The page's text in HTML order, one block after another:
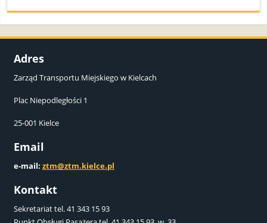
Adres
Zarząd Transportu Miejskiego w Kielcach
Plac Niepodległości 1
25-001 Kielce
Email
e-mail: ztm@ztm.kielce.pl
Kontakt
Sekretariat tel. 41 343 15 93